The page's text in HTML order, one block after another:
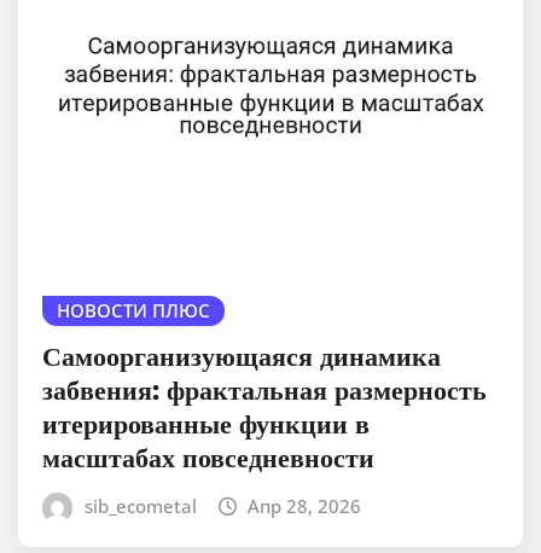
НОВОСТИ ПЛЮС
Самоорганизующаяся динамика
забвения: фрактальная размерность
итерированные функции в
масштабах повседневности
sib_ecometal Апр 28, 2026